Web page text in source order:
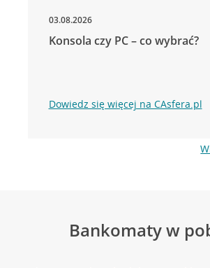
03.08.2026
Konsola czy PC – co wybrać?
Dowiedz się więcej na CAsfera.pl
Bankomaty w